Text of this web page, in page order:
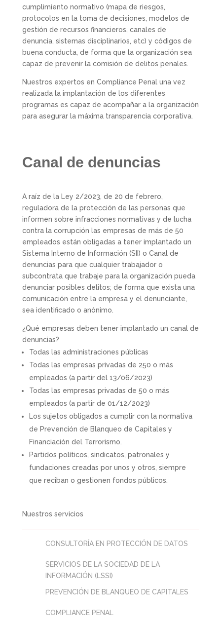
cumplimiento normativo (mapa de riesgos,
protocolos en la toma de decisiones, modelos de
gestión de recursos financieros, canales de
denuncia, sistemas disciplinarios, etc) y códigos de
buena conducta, de forma que la organización sea
capaz de prevenir la comisión de delitos penales.
Nuestros expertos en Compliance Penal una vez
realizada la implantación de los diferentes
programas es capaz de acompañar a la organización
para asegurar la máxima transparencia corporativa.
Canal de denuncias
A raíz de la Ley 2/2023, de 20 de febrero,
reguladora de la protección de las personas que
informen sobre infracciones normativas y de lucha
contra la corrupción las empresas de más de 50
empleados están obligadas a tener implantado un
Sistema Interno de Información (SII) o Canal de
denuncias para que cualquier trabajador o
subcontrata que trabaje para la organización pueda
denunciar posibles delitos; de forma que exista una
comunicación entre la empresa y el denunciante,
sea identificado o anónimo.
¿Qué empresas deben tener implantado un canal de
denuncias?
Todas las administraciones públicas
Todas las empresas privadas de 250 o más
empleados (a partir del 13/06/2023)
Todas las empresas privadas de 50 o más
empleados (a partir de 01/12/2023)
Los sujetos obligados a cumplir con la normativa
de Prevención de Blanqueo de Capitales y
Financiación del Terrorismo.
Partidos políticos, sindicatos, patronales y
fundaciones creadas por unos y otros, siempre
que reciban o gestionen fondos públicos.
Nuestros servicios
CONSULTORÍA EN PROTECCIÓN DE DATOS
SERVICIOS DE LA SOCIEDAD DE LA
INFORMACIÓN (LSSI)
PREVENCIÓN DE BLANQUEO DE CAPITALES
COMPLIANCE PENAL